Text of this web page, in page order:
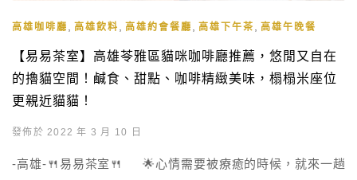
高雄咖啡廳 , 高雄飲料 , 高雄約會餐廳 , 高雄下午茶 , 高雄午晚餐
【易易茶室】高雄苓雅區貓咪咖啡廳推薦，悠閒又自在
的擼貓空間！鹹食、甜點、咖啡精緻美味，榻榻米座位
更親近貓貓！
發佈於 2022 年 3 月 10 日
-高雄-🍴易易茶室🍴 🌟心情需要被療癒的時候，就來一趟